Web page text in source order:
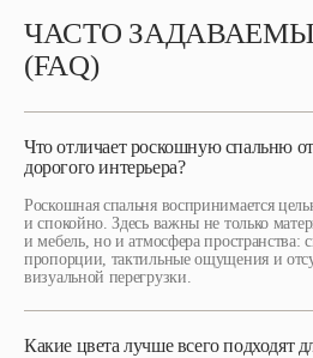
ЧАСТО
(FAQ)
Что отличает роскошную спальню
дорогого интерьера?
Роскошная спальня воспринимается
и спокойно. Здесь важны не только
и мебель, но и атмосфера пространства:
пропорции, тактильные ощущения и
визуальной перегрузки.
Какие цвета лучше всего подходят